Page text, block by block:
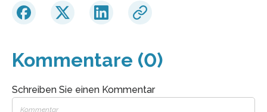
Kommentare (0)
Schreiben Sie einen Kommentar